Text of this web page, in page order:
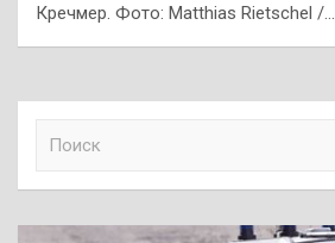
Кречмер. Фото: Matthias Rietschel /…
к